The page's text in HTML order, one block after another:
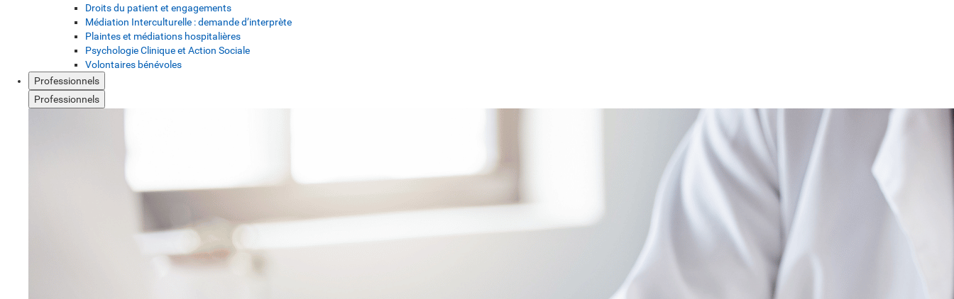
Droits du patient et engagements
Médiation Interculturelle : demande d’interprète
Plaintes et médiations hospitalières
Psychologie Clinique et Action Sociale
Volontaires bénévoles
Professionnels
Professionnels